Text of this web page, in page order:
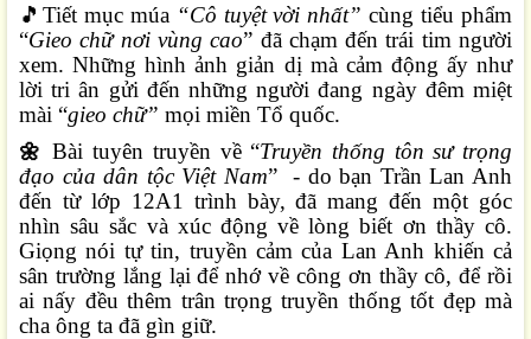
🎵 Tiết mục múa “Cô tuyệt vời nhất” cùng tiểu phẩm
“Gieo chữ nơi vùng cao” đã chạm đến trái tim người
xem. Những hình ảnh giản dị mà cảm động ấy như
lời tri ân gửi đến những người đang ngày đêm miệt
mài “gieo chữ” mọi miền Tổ quốc.
🌼 Bài tuyên truyền về “Truyền thống tôn sư trọng
đạo của dân tộc Việt Nam” - do bạn Trần Lan Anh
đến từ lớp 12A1 trình bày, đã mang đến một góc
nhìn sâu sắc và xúc động về lòng biết ơn thầy cô.
Giọng nói tự tin, truyền cảm của Lan Anh khiến cả
sân trường lắng lại để nhớ về công ơn thầy cô, để rồi
ai nấy đều thêm trân trọng truyền thống tốt đẹp mà
cha ông ta đã gìn giữ.